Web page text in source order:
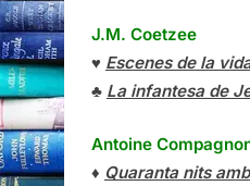
J.M. Coetzee
♥ Escenes de la
♣ La infantesa de
Antoine
♦ Quaranta nits